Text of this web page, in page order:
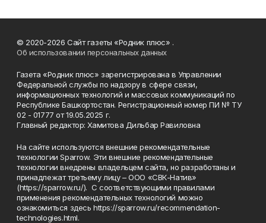
© 2020-2026 Сайт газеты «Родник плюс» .
Об использовании персональных данных
Газета «Родник плюс» зарегистрирована в Управлении
Федеральной службы по надзору в сфере связи,
информационных технологий и массовых коммуникаций по
Республике Башкортостан. Регистрационный номер ПИ № ТУ
02 - 01777 от 19.05.2025 г.
Главный редактор: Хамитова Дильбар Равиловна
На сайте используются внешние рекомендательные
технологии Sparrow. Эти внешние рекомендательные
технологии внедрены владельцем сайта, но разработаны и
принадлежат третьему лицу – ООО «СВК-Натив»
(https://sparrow.ru/). С соответствующими правилами
применения рекомендательных технологий можно
ознакомиться здесь https://sparrow.ru/recommendation-
technologies.html.